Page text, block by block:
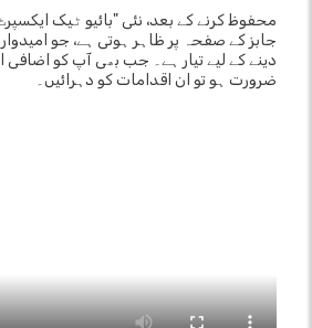
محفوظ کرنے کے بعد، نئی "بائیو ٹیک
جابز کے صفحہ پر ظاہر ہوتی ہے، جو
دینے کے لیے تیار ہے۔ جب بھی آپ کو اضافی
ضرورت ہو تو ان اقدامات کو دہرائیں۔